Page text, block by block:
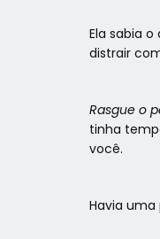
Ela sabia
distrair
Rasgue o
tinha
você.
Havia